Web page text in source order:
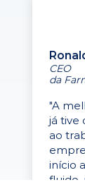
CEO
da
"A
já tive
ao
início
fluido,